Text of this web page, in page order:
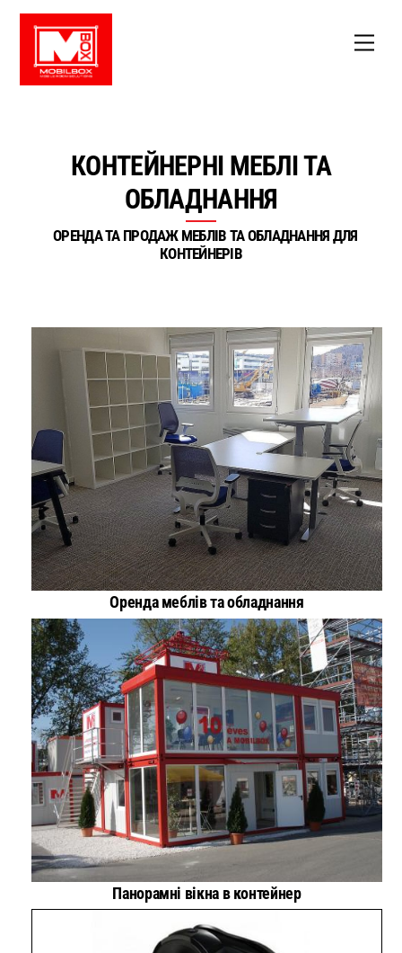
Skip
content
КОНТЕЙНЕРНІ МЕБЛІ ТА
ОБЛАДНАННЯ
ОРЕНДА ТА ПРОДАЖ МЕБЛІВ ТА ОБЛАДНАННЯ ДЛЯ
КОНТЕЙНЕРІВ
Оренда меблів та обладнання
Панорамні вікна в контейнер